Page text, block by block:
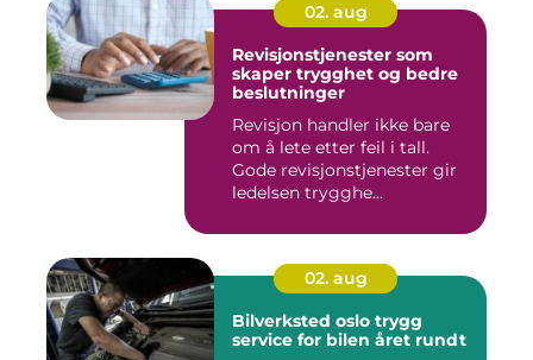
02. aug
Revisjonstjenester som
skaper trygghet og bedre
beslutninger
Revisjon handler ikke bare
om å lete etter feil i tall.
Gode revisjonstjenester gir
ledelsen trygghe...
02. aug
Bilverksted oslo trygg
service for bilen året rundt